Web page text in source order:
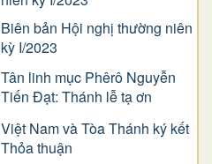
Biên bản Hội nghị thường niên
kỳ I/2023
Tân linh mục Phêrô Nguyễn
Tiến Đạt: Thánh lễ tạ ơn
Việt Nam và Tòa Thánh ký kết
Thỏa thuận